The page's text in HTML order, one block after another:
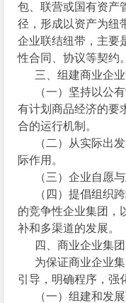
包、联营或国有资产
径，形成以资产为纽
企业联结纽带，主要
性合同、协议等契约。
三、组建商业企业
（一）坚持以公有
有计划商品经济的要
合的运行机制。
（二）从实际出发
际作用。
（三）企业自愿与
（四）提倡组织跨
的竞争性企业集团，
补和多渠道的发展。
四、商业企业集团
为保证商业企业集
引导，明确程序，强
（一）组建和发展